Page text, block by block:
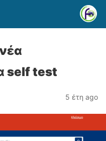
self test
5 έτη ago